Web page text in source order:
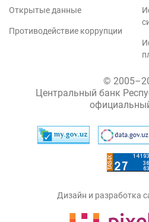
Открытые данные
Противодействие коррупции
©
Центральный банк
Дизайн и разработка